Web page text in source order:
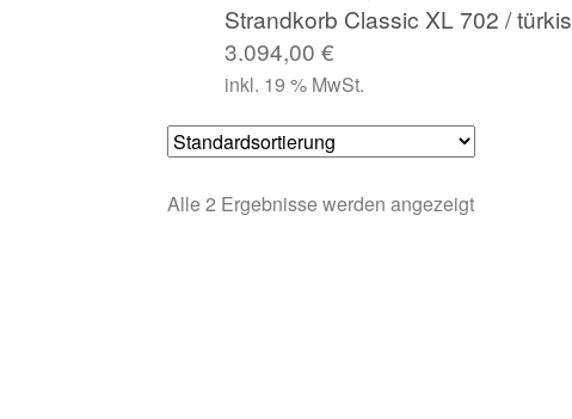
Strandkorb Classic XL 702 / türkis
3.094,00€
inkl. 19 % MwSt.
Alle 2 Ergebnisse werden angezeigt